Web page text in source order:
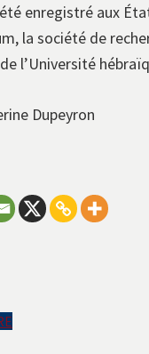
enregistré aux
la société de
l’Université
Dupeyron